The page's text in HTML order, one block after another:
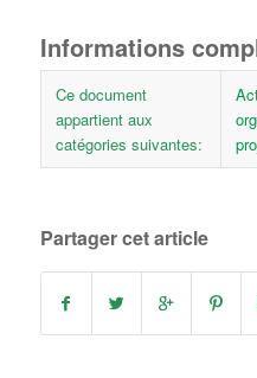
Informations
Ce document
appartient aux
catégories suivantes:
Partager cet article